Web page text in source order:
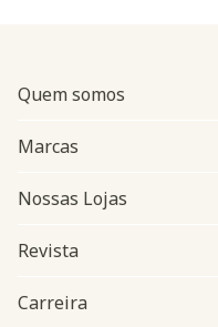
Quem somos
Marcas
Nossas Lojas
Revista
Carreira